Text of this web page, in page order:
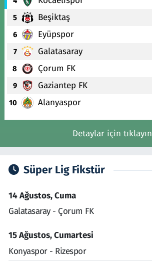
5 Beşiktaş
6 Eyüpspor
7 Galatasaray
8 Çorum FK
9 Gaziantep FK
10 Alanyaspor
Detaylar için tıklayın
Süper Lig Fikstür
14 Ağustos, Cuma
Galatasaray - Çorum FK
15 Ağustos, Cumartesi
Konyaspor - Rizespor